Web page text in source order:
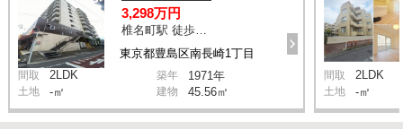
東京都豊島区南長崎1丁目
3,298万円
椎名町駅 徒歩8分
間取 2LDK 築年 1971年
土地 -㎡ 建物 45.56㎡
間取 2LDK
土地 -㎡